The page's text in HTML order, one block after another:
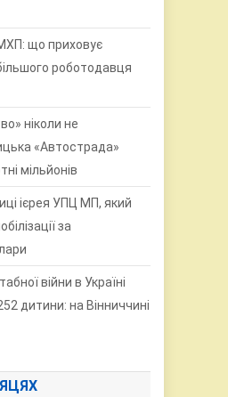
що приховує
роботодавця
ніколи не
«Автострада»
мільйонів
ієрея УПЦ МП, який
за
війни в Україні
дитини: на Вінниччині